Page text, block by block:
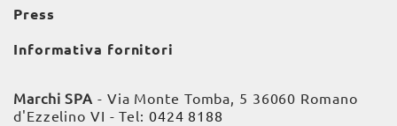
Press
Informativa fornitori
Marchi SPA - Via Monte Tomba, 5 36060 Romano
d'Ezzelino VI - Tel: 0424 8188